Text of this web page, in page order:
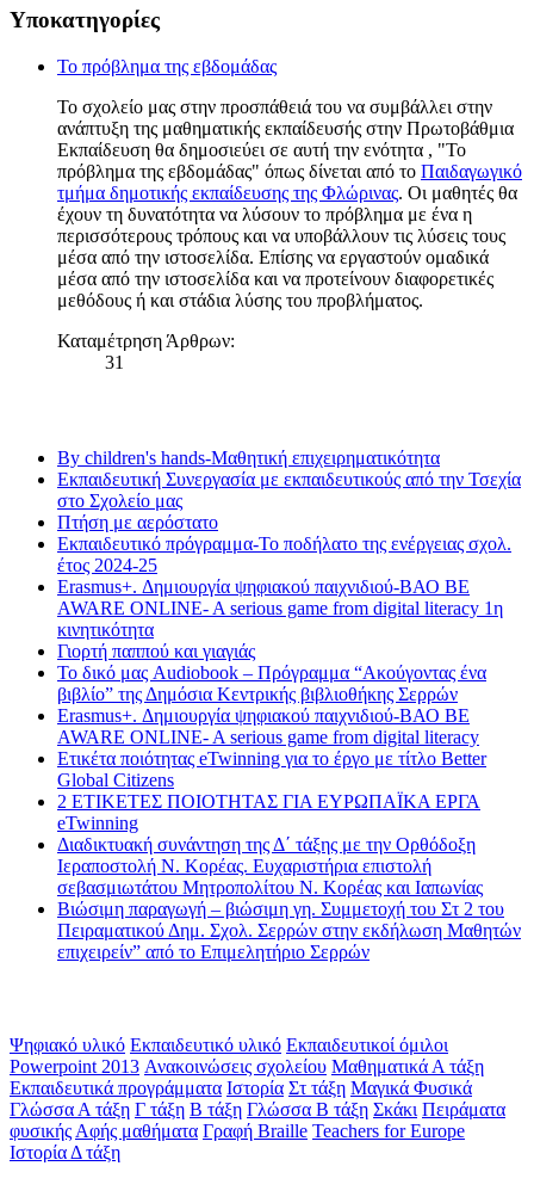
Υποκατηγορίες
Το πρόβλημα της εβδομάδας
Το σχολείο μας στην προσπάθειά του να συμβάλλει στην
ανάπτυξη της μαθηματικής εκπαίδευσής στην Πρωτοβάθμια
Εκπαίδευση θα δημοσιεύει σε αυτή την ενότητα , "Το
πρόβλημα της εβδομάδας" όπως δίνεται από το Παιδαγωγικό
τμήμα δημοτικής εκπαίδευσης της Φλώρινας. Οι μαθητές θα
έχουν τη δυνατότητα να λύσουν το πρόβλημα με ένα η
περισσότερους τρόπους και να υποβάλλουν τις λύσεις τους
μέσα από την ιστοσελίδα. Επίσης να εργαστούν ομαδικά
μέσα από την ιστοσελίδα και να προτείνουν διαφορετικές
μεθόδους ή και στάδια λύσης του προβλήματος.
Καταμέτρηση Άρθρων:
31
By children's hands-Μαθητική επιχειρηματικότητα
Εκπαιδευτική Συνεργασία με εκπαιδευτικούς από την Τσεχία
στο Σχολείο μας
Πτήση με αερόστατο
Εκπαιδευτικό πρόγραμμα-Το ποδήλατο της ενέργειας σχολ.
έτος 2024-25
Erasmus+. Δημιουργία ψηφιακού παιχνιδιού-ΒΑΟ BE
AWARE ONLINE- A serious game from digital literacy 1η
κινητικότητα
Γιορτή παππού και γιαγιάς
Το δικό μας Audiobook – Πρόγραμμα “Ακούγοντας ένα
βιβλίο” της Δημόσια Κεντρικής βιβλιοθήκης Σερρών
Erasmus+. Δημιουργία ψηφιακού παιχνιδιού-ΒΑΟ BE
AWARE ONLINE- A serious game from digital literacy
Ετικέτα ποιότητας eTwinning για το έργο με τίτλο Better
Global Citizens
2 ΕΤΙΚΕΤΕΣ ΠΟΙΟΤΗΤΑΣ ΓΙΑ ΕΥΡΩΠΑΪΚΑ ΕΡΓΑ
eTwinning
Διαδικτυακή συνάντηση της Δ΄ τάξης με την Ορθόδοξη
Ιεραποστολή Ν. Κορέας. Ευχαριστήρια επιστολή
σεβασμιωτάτου Μητροπολίτου Ν. Κορέας και Ιαπωνίας
Βιώσιμη παραγωγή – βιώσιμη γη. Συμμετοχή του Στ 2 του
Πειραματικού Δημ. Σχολ. Σερρών στην εκδήλωση Μαθητών
επιχειρείν” από το Επιμελητήριο Σερρών
Ψηφιακό υλικό Εκπαιδευτικό υλικό Εκπαιδευτικοί όμιλοι
Powerpoint 2013 Ανακοινώσεις σχολείου Μαθηματικά Α τάξη
Εκπαιδευτικά προγράμματα Ιστορία Στ τάξη Μαγικά Φυσικά
Γλώσσα Α τάξη Γ τάξη Β τάξη Γλώσσα Β τάξη Σκάκι Πειράματα
φυσικής Αφής μαθήματα Γραφή Braille Teachers for Europe
Ιστορία Δ τάξη